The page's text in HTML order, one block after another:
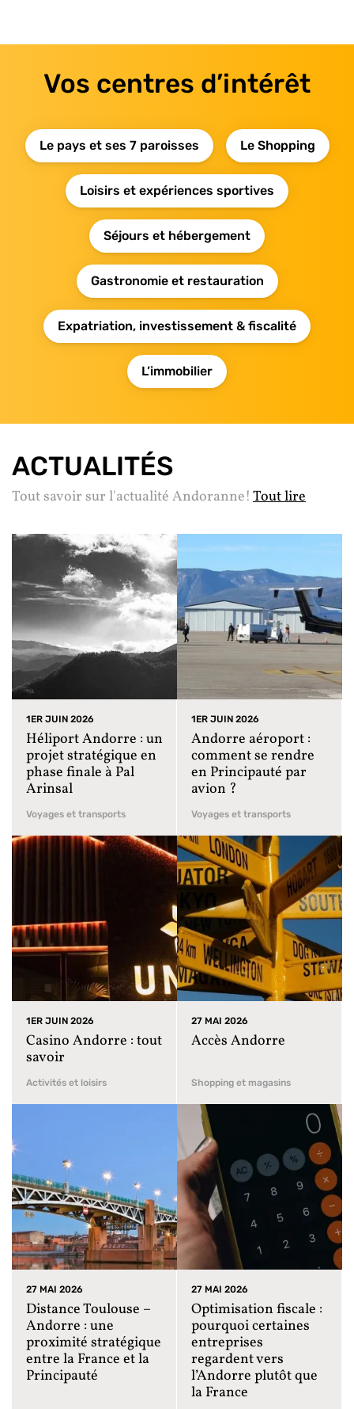
Vos centres d’intérêt
Le pays et ses 7 paroisses Le Shopping
Loisirs et expériences sportives
Séjours et hébergement
Gastronomie et restauration
Expatriation, investissement & fiscalité
L’immobilier
ACTUALITÉS
Tout savoir sur l'actualité Andoranne! Tout lire
1ER JUIN 2026
Héliport Andorre : un
projet stratégique en
phase finale à Pal
Arinsal
Voyages et transports
1ER JUIN 2026
Andorre aéroport :
comment se rendre
en Principauté par
avion ?
Voyages et transports
1ER JUIN 2026
Casino Andorre : tout
savoir
Activités et loisirs
27 MAI 2026
Accès Andorre
Shopping et magasins
27 MAI 2026
Distance Toulouse –
Andorre : une
proximité stratégique
entre la France et la
Principauté
27 MAI 2026
Optimisation fiscale :
pourquoi certaines
entreprises
regardent vers
l’Andorre plutôt que
la France